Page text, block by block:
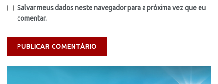
Salvar meus dados neste navegador para a próxima vez que eu
comentar.